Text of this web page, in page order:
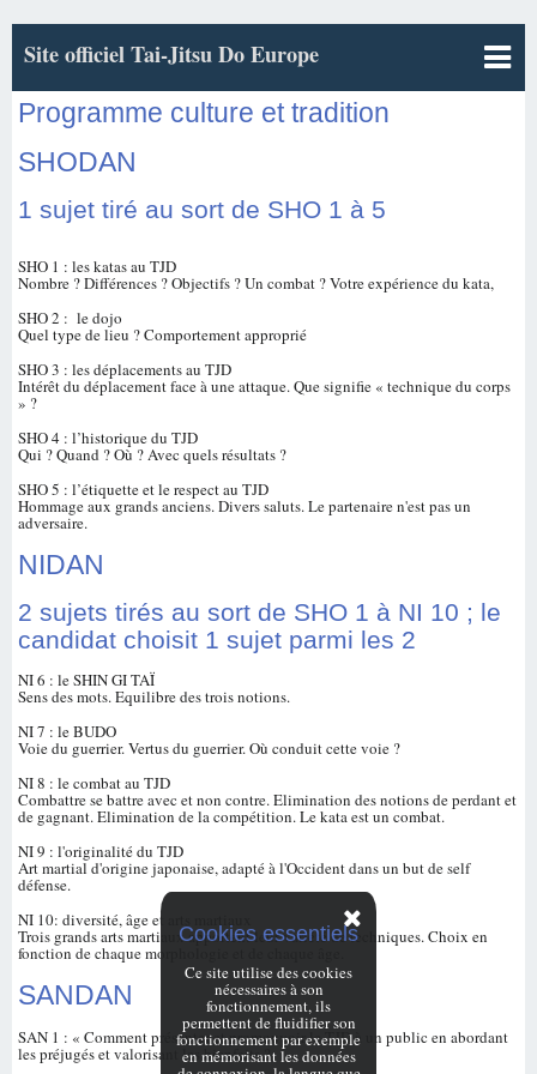
Site officiel Tai-Jitsu Do Europe
Programme culture et tradition
SHODAN
1 sujet tiré au sort de SHO 1 à 5
SHO 1 : les katas au TJD
Nombre ? Différences ? Objectifs ? Un combat ? Votre expérience du kata,
SHO 2 : le dojo
Quel type de lieu ? Comportement approprié
SHO 3 : les déplacements au TJD
Intérêt du déplacement face à une attaque. Que signifie « technique du corps
» ?
SHO 4 : l’historique du TJD
Qui ? Quand ? Où ? Avec quels résultats ?
SHO 5 : l’étiquette et le respect au TJD
Hommage aux grands anciens. Divers saluts. Le partenaire n'est pas un
adversaire.
NIDAN
2 sujets tirés au sort de SHO 1 à NI 10 ; le
candidat choisit 1 sujet parmi les 2
NI 6 : le SHIN GI TAÏ
Sens des mots. Equilibre des trois notions.
NI 7 : le BUDO
Voie du guerrier. Vertus du guerrier. Où conduit cette voie ?
NI 8 : le combat au TJD
Combattre se battre avec et non contre. Elimination des notions de perdant et
de gagnant. Elimination de la compétition. Le kata est un combat.
NI 9 : l'originalité du TJD
Art martial d'origine japonaise, adapté à l'Occident dans un but de self
défense.
NI 10: diversité, âge et arts martiaux
Trois grands arts martiaux apportent leur variété de techniques. Choix en
fonction de chaque morphologie et de chaque âge.
SANDAN
SAN 1 : « Comment présenter et promouvoir le TJD à un public en abordant
les préjugés et valorisant les bienfaits ?
Cookies essentiels
Ce site utilise des cookies
nécessaires à son
fonctionnement, ils
permettent de fluidifier son
fonctionnement par exemple
en mémorisant les données